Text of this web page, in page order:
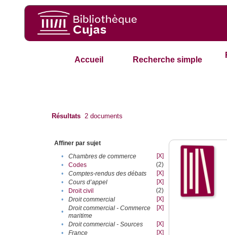
Accueil Recherche simple
Résultats 2 documents
Affiner par sujet
•
Chambres de commerce
[X]
•
Codes
(2)
•
Comptes-rendus des débats
[X]
•
Cours d’appel
[X]
•
Droit civil
(2)
•
Droit commercial
[X]
•
Droit commercial - Commerce
maritime
[X]
• Droit commercial - Sources
[X]
•
France
[X]